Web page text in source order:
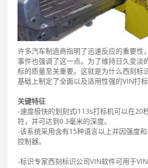
许多汽车制造商指明了迅速反应的重要性
事件也强调了这一点。为了维持日久变淡
标的质量至关重要。这就是为什么西刻标
基础上制定了全面以及适用性强的VIN打标
关键特征
-速度极快的划刻式i113s打标机可以在20
符，并可达到0.3毫米的深度。
-该系统采用含有15种语言以上并因强度
控制器。
-标识专家西刻标识公司VIN软件可用于VIN